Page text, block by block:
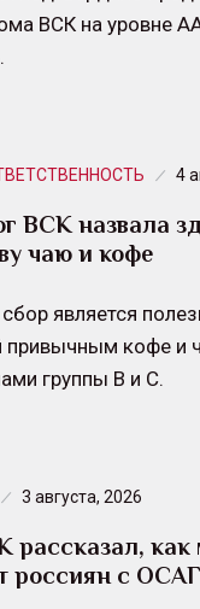
ВСК на уровне
4
ВСК назвала
чаю и кофе
является
привычным кофе и
группы B и C.
3 августа, 2026
рассказал,
россиян с